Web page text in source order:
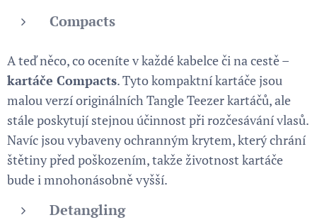
Compacts
A teď něco, co oceníte v každé kabelce či na cestě –
kartáče Compacts. Tyto kompaktní kartáče jsou
malou verzí originálních Tangle Teezer kartáčů, ale
stále poskytují stejnou účinnost při rozčesávání vlasů.
Navíc jsou vybaveny ochranným krytem, který chrání
štětiny před poškozením, takže životnost kartáče
bude i mnohonásobně vyšší.
Detangling